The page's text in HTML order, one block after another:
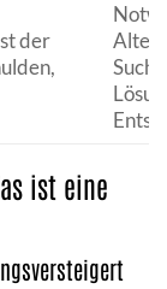
der
ist eine